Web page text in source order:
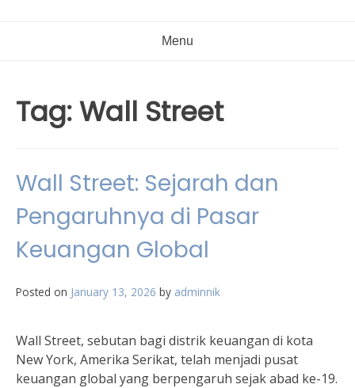
Menu
Tag:Wall Street
Wall Street: Sejarah dan
Pengaruhnya di Pasar
Keuangan Global
Posted on January 13, 2026 by adminnik
Wall Street, sebutan bagi distrik keuangan di kota
New York, Amerika Serikat, telah menjadi pusat
keuangan global yang berpengaruh sejak abad ke-19.